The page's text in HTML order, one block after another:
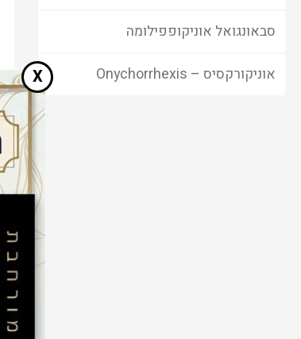
X
סבאונגואל אוניקופפילומה
אוניקורקסיס – Onychorrhexis